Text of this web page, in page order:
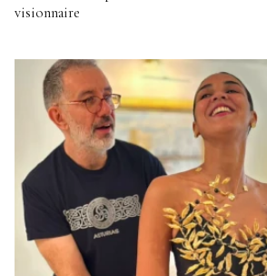
visionnaire